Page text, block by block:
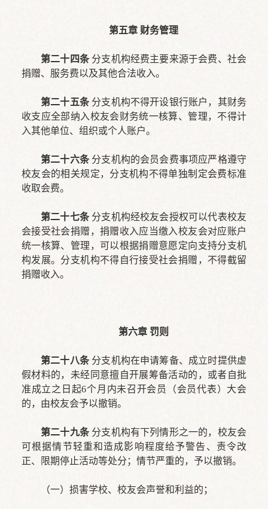
第五章 财务管理
第二十四条分支机构经费主要来源于会费、社会
捐赠、服务费以及其他合法收入。
第二十五条分支机构不得开设银行账户，其财务
收支应全部纳入校友会财务统一核算、管理，不得计
入其他单位、组织或个人账户。
第二十六条分支机构的会员会费事项应严格遵守
校友会的相关规定，分支机构不得单独制定会费标准
收取会费。
第二十七条分支机构经校友会授权可以代表校友
会接受社会捐赠，捐赠收入应当缴入校友会对应账户
统一核算、管理，可以根据捐赠意愿定向支持分支机
构发展。分支机构不得自行接受社会捐赠，不得截留
捐赠收入。
第六章 罚则
第二十八条分支机构在申请筹备、成立时提供虚
假材料的，未经同意擅自开展筹备活动的，或者自批
准成立之日起6个月内未召开会员（会员代表）大会
的，由校友会予以撤销。
第二十九条分支机构有下列情形之一的，校友会
可根据情节轻重和造成影响程度给予警告、责令改
正、限期停止活动等处分；情节严重的，予以撤销。
（一）损害学校、校友会声誉和利益的；